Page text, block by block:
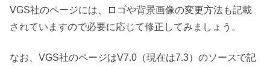
VGS社のページには、ロゴや背景画像の変更方法も記載
されていますので必要に応じて修正してみましょう。
なお、VGS社のページはV7.0（現在は7.3）のソースで記